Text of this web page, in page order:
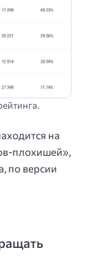
на
плохишей»,
по версии